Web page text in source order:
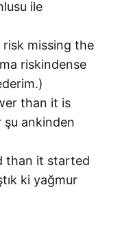
ile
risk missing the
riskindense
than it is
şu ankinden
than it started
ki yağmur